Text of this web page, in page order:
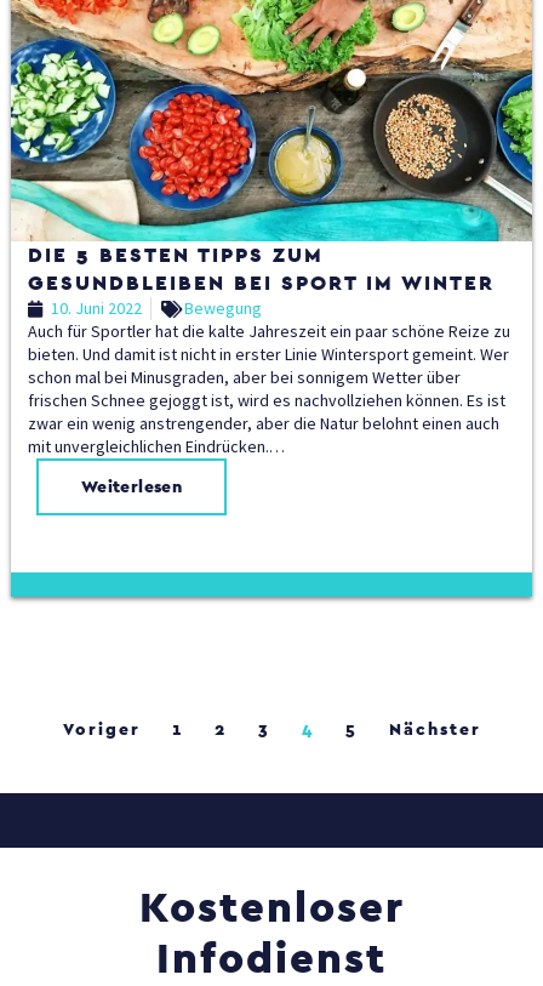
DIE 5 BESTEN TIPPS ZUM
GESUNDBLEIBEN BEI SPORT IM WINTER
10. Juni 2022
Bewegung
Auch für Sportler hat die kalte Jahreszeit ein paar schöne Reize zu
bieten. Und damit ist nicht in erster Linie Wintersport gemeint. Wer
schon mal bei Minusgraden, aber bei sonnigem Wetter über
frischen Schnee gejoggt ist, wird es nachvollziehen können. Es ist
zwar ein wenig anstrengender, aber die Natur belohnt einen auch
mit unvergleichlichen Eindrücken.…
Weiterlesen
Voriger 1 2 3 4 5 Nächster
Kostenloser
Infodienst